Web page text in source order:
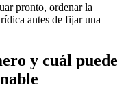
pronto, ordenar la
antes de fijar una
y cuál puede